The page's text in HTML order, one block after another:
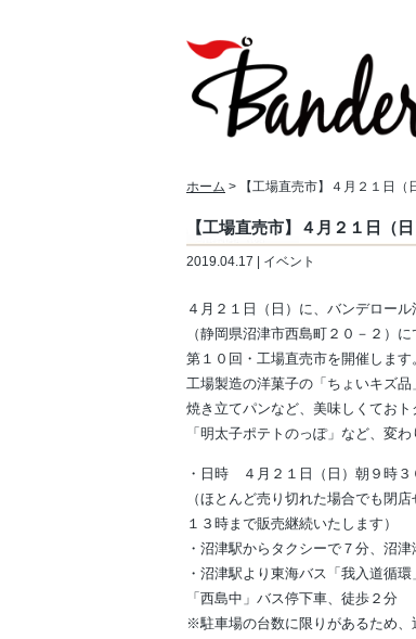
ホーム > 【工場直売市】４月２１日（
【工場直売市】４月２１日（
2019.04.17 | イベント
４月２１日（日）に、バンデロー
（静岡県沼津市西島町２０－２）に
第１０回・工場直売市を開催します
工場製造の洋菓子の「ちょいキズ品
焼き立てパンなど、美味しくておト
「明太子ポテトのっぽ」など、変
・日時 ４月２１日（日）朝９時３
（ほとんど売り切れた場合でも閉店
１３時まで販売継続いたします）
・沼津駅からタクシーで７分、沼
・沼津駅より東海バス「我入道循環
「西島中」バス停下車、徒歩２分
※駐車場の台数に限りがあるため、